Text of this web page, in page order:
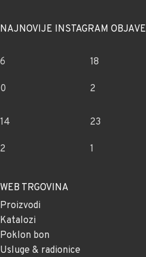
NAJNOVIJE INSTAGRAM OBJAVE
6
0
18
2
14
2
23
1
WEB TRGOVINA
Proizvodi
Katalozi
Poklon bon
Usluge & radionice